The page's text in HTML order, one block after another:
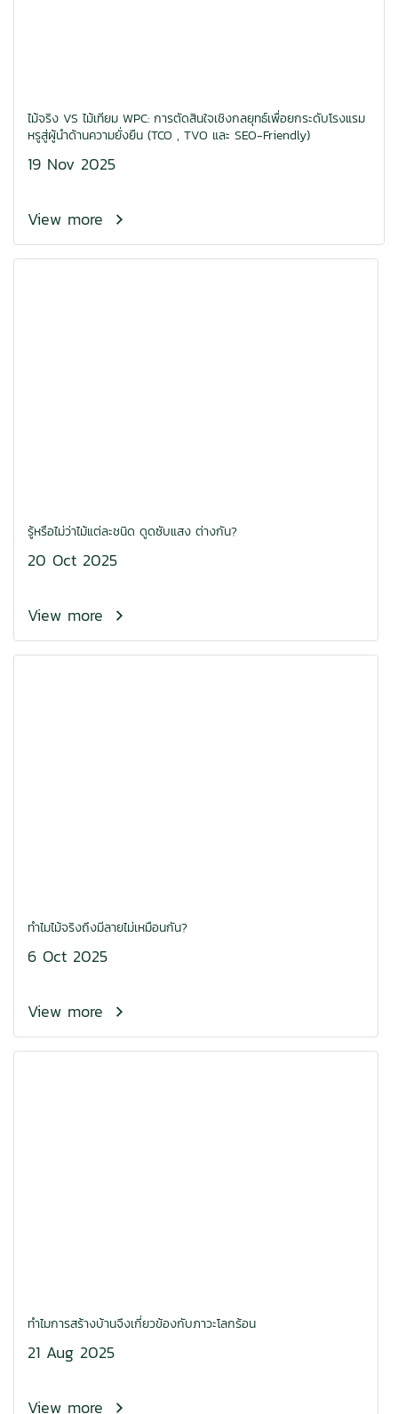
ไม้จริง VS ไม้เทียม WPC: การตัดสินใจเชิงกลยุทธ์เพื่อยกระดับโรงแรม
หรูสู่ผู้นำด้านความยั่งยืน (TCO , TVO และ SEO-Friendly)
19 Nov 2025
View more
รู้หรือไม่ว่าไม้แต่ละชนิด ดูดซับแสง ต่างกัน?
20 Oct 2025
View more
ทำไมไม้จริงถึงมีลายไม่เหมือนกัน?
6 Oct 2025
View more
ทำไมการสร้างบ้านจึงเกี่ยวข้องกับภาวะโลกร้อน
21 Aug 2025
View more